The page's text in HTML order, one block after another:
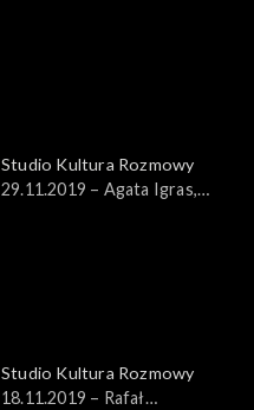
Studio Kultura Rozmowy
29.11.2019 – Agata Igras,
Studio Kultura Rozmowy
18.11.2019 – Rafał